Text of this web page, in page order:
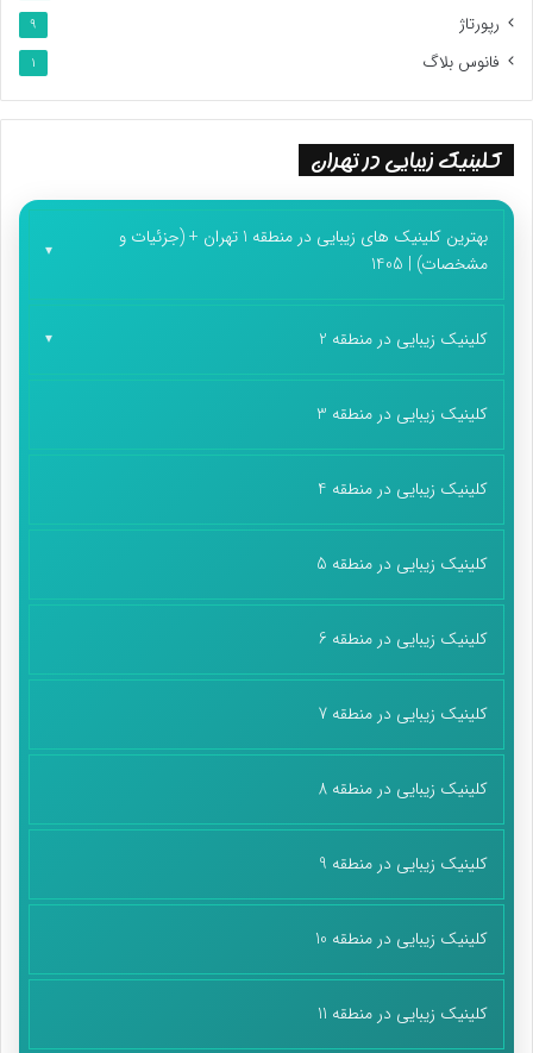
رپورتاژ 9
فانوس بلاگ 1
کلینیک زیبایی در تهران
بهترین کلینیک های زیبایی در منطقه 1 تهران + (جزئیات و
مشخصات) | 1405
کلینیک زیبایی در منطقه 2
کلینیک زیبایی در منطقه 3
کلینیک زیبایی در منطقه 4
کلینیک زیبایی در منطقه 5
کلینیک زیبایی در منطقه 6
کلینیک زیبایی در منطقه 7
کلینیک زیبایی در منطقه 8
کلینیک زیبایی در منطقه 9
کلینیک زیبایی در منطقه 10
کلینیک زیبایی در منطقه 11